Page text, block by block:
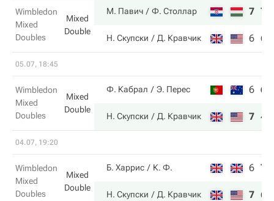
Wimbledon
Mixed
Doubles
Mixed
Double
М. Павич Ф. Столлар 7 7
Н. Скупски Д. Кравчик 6 6
05.07, 18:45
Wimbledon
Mixed
Doubles
Mixed
Double
Ф. Кабрал Э. Перес 6 6
Н. Скупски Д. Кравчик 7 4
04.07, 19:20
Wimbledon
Mixed
Doubles
Mixed
Double
Б. Харрис К. Ф. 6 7
Н. Скупски Д. Кравчик 7 6